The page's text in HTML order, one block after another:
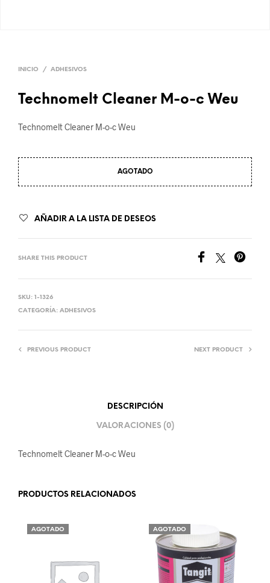
INICIO / ADHESIVOS
Technomelt Cleaner M-o-c Weu
Technomelt Cleaner M-o-c Weu
AGOTADO
AÑADIR A LA LISTA DE DESEOS
SHARE THIS PRODUCT
SKU: 1-1326
CATEGORÍA: ADHESIVOS
PREVIOUS PRODUCT NEXT PRODUCT
DESCRIPCIÓN
VALORACIONES (0)
Technomelt Cleaner M-o-c Weu
PRODUCTOS RELACIONADOS
AGOTADO AGOTADO